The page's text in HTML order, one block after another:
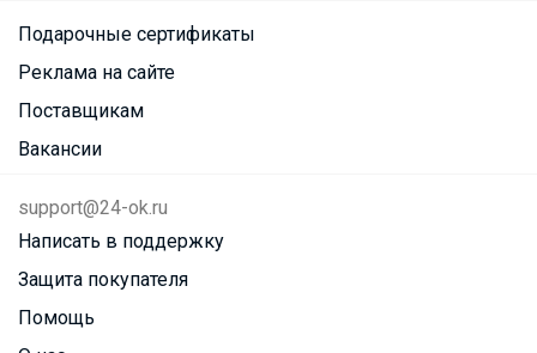
Подарочные сертификаты
Реклама на сайте
Поставщикам
Вакансии
support@24-ok.ru
Написать в поддержку
Защита покупателя
Помощь